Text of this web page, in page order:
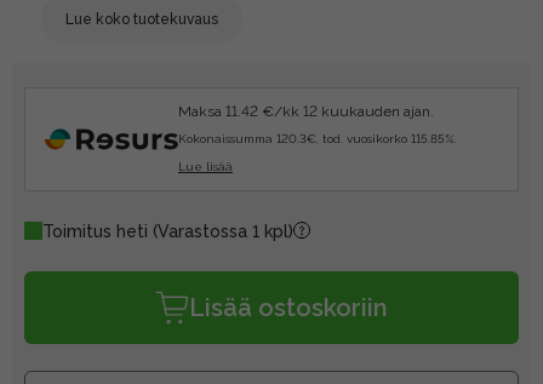
Lue koko tuotekuvaus
Maksa 11.42 €/kk 12 kuukauden ajan.
Kokonaissumma 120.3€, tod. vuosikorko 115.85%.
Lue lisää
Toimitus heti (Varastossa 1 kpl)
Lisää ostoskoriin